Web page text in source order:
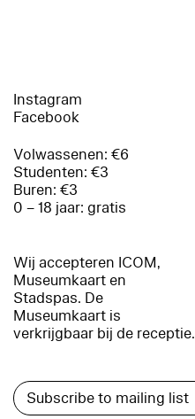
Instagram
Facebook
Volwassenen: €6
Studenten: €3
Buren: €3
0 – 18 jaar: gratis
Wij accepteren ICOM,
Museumkaart en
Stadspas. De
Museumkaart is
verkrijgbaar bij de receptie.